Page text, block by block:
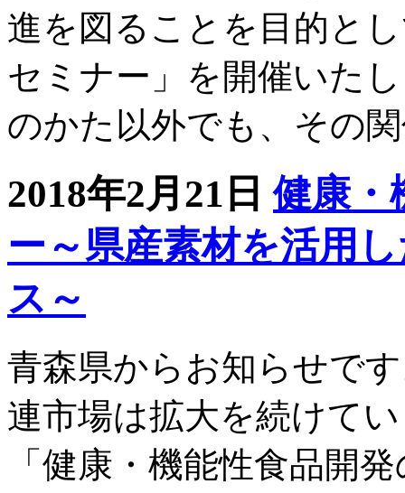
進を図ることを目的と
セミナー」を開催いた
のかた以外でも、その
2018年2月21日 健康・
ー～県産素材を活用
ス～
青森県からお知らせで
連市場は拡大を続けて
「健康・機能性食品開